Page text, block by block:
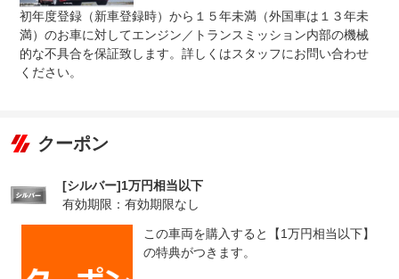
法定整備
整備付 法定12ヶ月または法定24ヶ月点検整備付
※車検なし・車検整備付の場合は法定24ヶ月点検整備付
※商用車は6ヶ月または12ヶ月点検整備付
法定整備
初年度登録（新車登録時）から１５年未満（外国車は１３年未
満）のお車に対してエンジン／トランスミッション内部の機械
的な不具合を保証致します。詳しくはスタッフにお問い合わせ
ください。
クーポン
[シルバー]1万円相当以下
有効期限：有効期限なし
この車両を購入すると【1万円相当以下】
の特典がつきます。